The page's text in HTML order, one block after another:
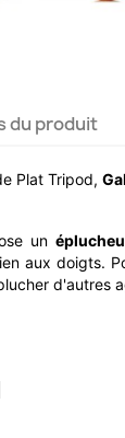
du produit
Plat Tripod,
un
aux doigts.
d'autres